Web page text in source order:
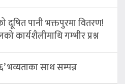
पानी भक्तपुरमा वितरण!
कार्यशैलीमाथि गम्भीर प्रश्न
भव्यताका साथ सम्पन्न